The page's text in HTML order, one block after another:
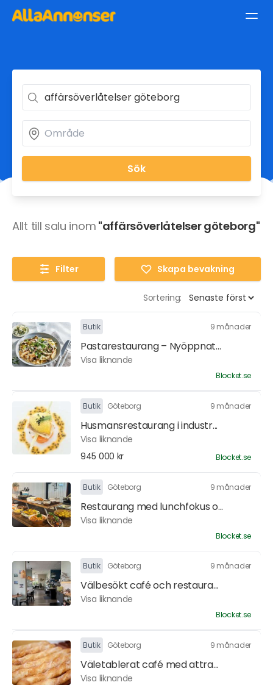
Sök
Allt till salu inom "affärsöverlåtelser göteborg"
Filter Skapa bevakning
Sortering:
Butik 9 månader
Pastarestaurang – Nyöppnat...
Visa liknande
Blocket.se
Butik Göteborg 9 månader
Husmansrestaurang i industr...
Visa liknande
945 000 kr
Blocket.se
Butik Göteborg 9 månader
Restaurang med lunchfokus o...
Visa liknande
Blocket.se
Butik Göteborg 9 månader
Välbesökt café och restaura...
Visa liknande
Blocket.se
Butik Göteborg 9 månader
Väletablerat café med attra...
Visa liknande